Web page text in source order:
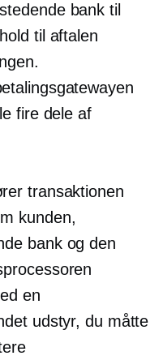
bank til
til aftalen
fire dele af
transaktionen
kunden,
bank og den
en
udstyr, du måtte